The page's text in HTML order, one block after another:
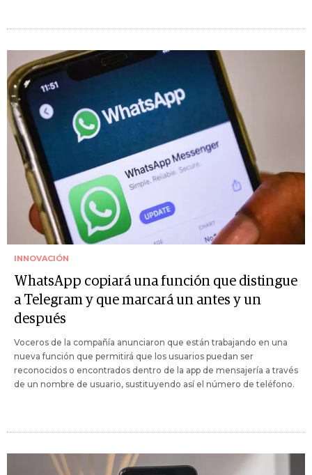
INNOVACIÓN
WhatsApp copiará una función que distingue
a Telegram y que marcará un antes y un
después
Voceros de la compañía anunciaron que están trabajando en una
nueva función que permitirá que los usuarios puedan ser
reconocidos o encontrados dentro de la app de mensajería a través
de un nombre de usuario, sustituyendo así el número de teléfono.